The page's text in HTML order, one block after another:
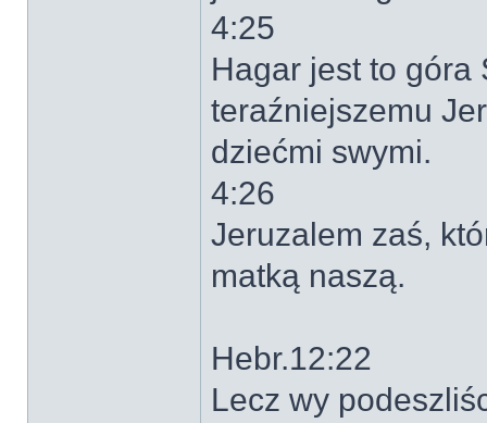
4:25
Hagar jest to góra
teraźniejszemu
dziećmi swymi.
4:26
Jeruzalem zaś,
matką naszą.
Hebr.12:22
Lecz wy